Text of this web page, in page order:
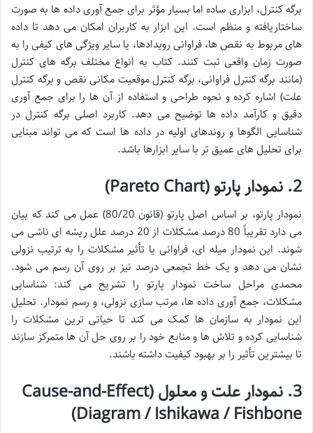
برگه کنترل، ابزاری ساده اما بسیار مؤثر برای جمع آوری داده ها به صورت
ساختاریافته و منظم است. این ابزار به کاربران امکان می دهد تا داده
های مربوط به نقص ها، فراوانی رویدادها، یا سایر ویژگی های کیفی را به
صورت زمان واقعی ثبت کنند. کتاب به انواع مختلف برگه های کنترل
(مانند برگه کنترل فراوانی، برگه کنترل موقعیت مکانی نقص و برگه کنترل
علت) اشاره کرده و نحوه طراحی و استفاده از آن ها را برای جمع آوری
دقیق و کارآمد داده ها توضیح می دهد. کاربرد اصلی برگه کنترل در
شناسایی الگوها و روندهای اولیه در داده ها است که می تواند مبنایی
برای تحلیل های عمیق تر با سایر ابزارها باشد.
2. نمودار پارتو (Pareto Chart)
نمودار پارتو، بر اساس اصل پارتو (قانون 80/20) عمل می کند که بیان
می دارد تقریباً 80 درصد مشکلات از 20 درصد علل ریشه ای ناشی می
شوند. این نمودار میله ای، فراوانی یا تأثیر مشکلات را به ترتیب نزولی
نشان می دهد و یک خط تجمعی درصد نیز بر روی آن رسم می شود.
محمدی مراحل ساخت نمودار پارتو را تشریح می کند: شناسایی
مشکلات، جمع آوری داده ها، مرتب سازی نزولی، و رسم نمودار. تحلیل
این نمودار به سازمان ها کمک می کند تا حیاتی ترین مشکلات را
شناسایی کرده و تلاش ها و منابع خود را بر روی حل آن ها متمرکز سازند
تا بیشترین تأثیر را بر بهبود کیفیت داشته باشند.
3. نمودار علت و معلول (Cause-and-Effect
Diagram / Ishikawa / Fishbone)